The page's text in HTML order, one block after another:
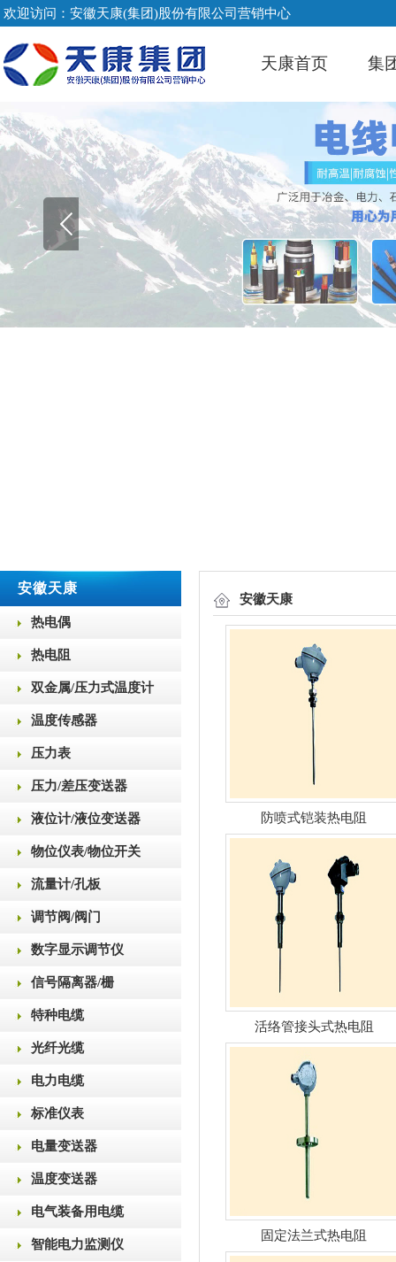
欢迎访问：安徽天康(集团)股份有限公司营销中心
天康首页 集
安徽天康
热电偶
热电阻
双金属/压力式温度计
温度传感器
压力表
压力/差压变送器
液位计/液位变送器
物位仪表/物位开关
流量计/孔板
调节阀/阀门
数字显示调节仪
信号隔离器/栅
特种电缆
光纤光缆
电力电缆
标准仪表
电量变送器
温度变送器
电气装备用电缆
智能电力监测仪
安徽天康
防喷式铠装热电阻
活络管接头式热电阻
固定法兰式热电阻